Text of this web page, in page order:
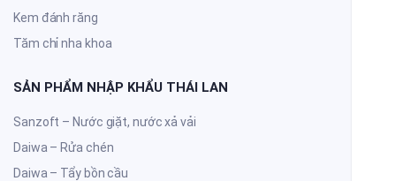
Kem đánh răng
Tăm chỉ nha khoa
SẢN PHẨM NHẬP KHẨU THÁI LAN
Sanzoft – Nước giặt, nước xả vải
Daiwa – Rửa chén
Daiwa – Tẩy bồn cầu